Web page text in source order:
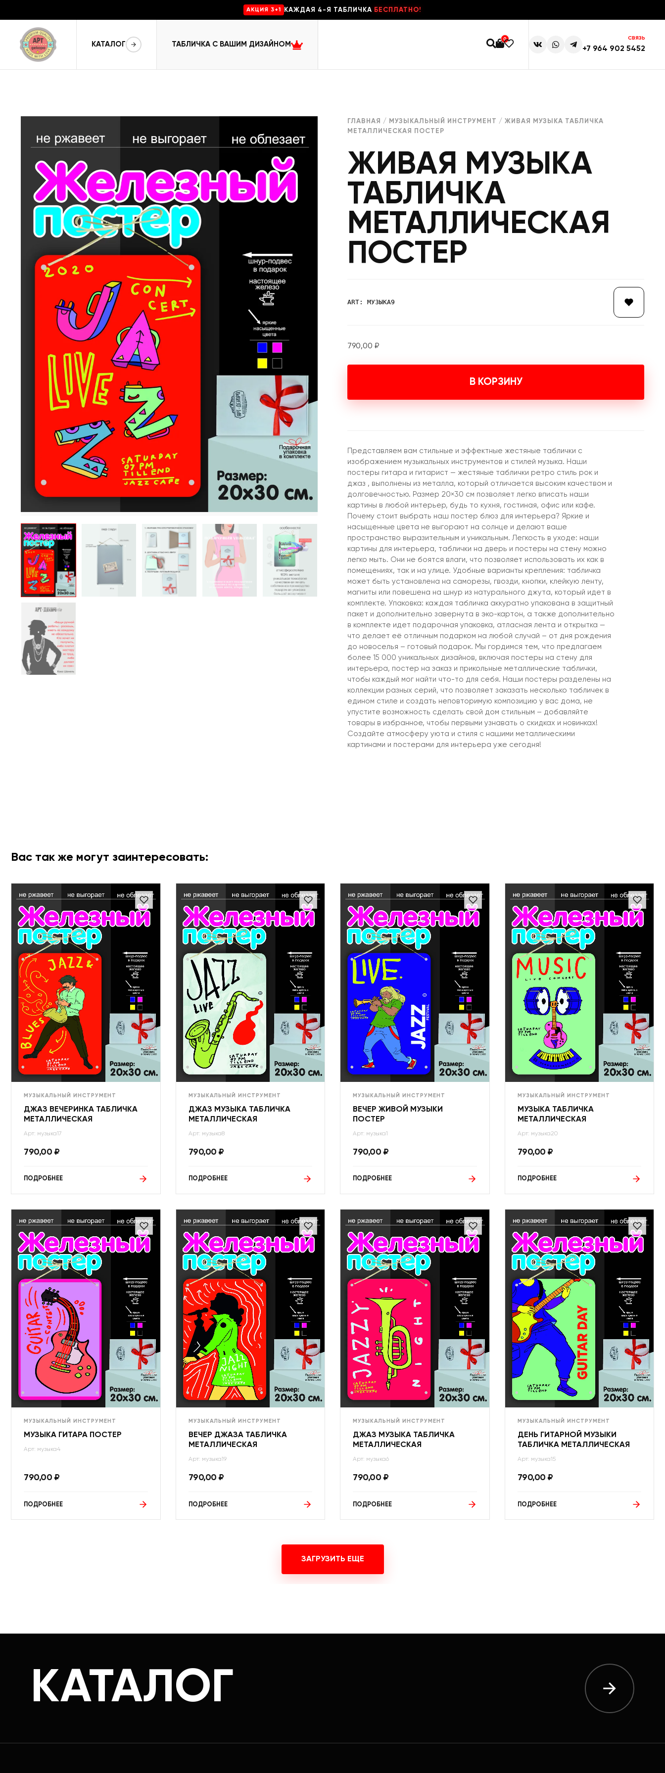
AKЦИЯ 3+1 КАЖДАЯ 4-Я ТАБЛИЧКА БЕСПЛАТНО!
КАТАЛОГ ТАБЛИЧКА С ВАШИМ ДИЗАЙНОМ
0 СВЯЗЬ
+7 964 902 5452
ГЛАВНАЯ / МУЗЫКАЛЬНЫЙ ИНСТРУМЕНТ / ЖИВАЯ МУЗЫКА ТАБЛИЧКА
МЕТАЛЛИЧЕСКАЯ ПОСТЕР
ЖИВАЯ МУЗЫКА
ТАБЛИЧКА
МЕТАЛЛИЧЕСКАЯ
ПОСТЕР
ART: МУЗЫКА9
790,00 ₽
В КОРЗИНУ
Представляем вам стильные и эффектные жестяные таблички с
изображением музыкальных инструментов и стилей музыка. Наши
постеры гитара и гитарист — жестяные таблички ретро стиль рок и
джаз , выполнены из металла, который отличается высоким качеством и
долговечностью. Размер 20×30 см позволяет легко вписать наши
картины в любой интерьер, будь то кухня, гостиная, офис или кафе.
Почему стоит выбрать наш постер блюз для интерьера? Яркие и
насыщенные цвета не выгорают на солнце и делают ваше
пространство выразительным и уникальным. Легкость в уходе: наши
картины для интерьера, таблички на дверь и постеры на стену можно
легко мыть. Они не боятся влаги, что позволяет использовать их как в
помещениях, так и на улице. Удобные варианты крепления: табличка
может быть установлена на саморезы, гвозди, кнопки, клейкую ленту,
магниты или повешена на шнур из натурального джута, который идет в
комплекте. Упаковка: каждая табличка аккуратно упакована в защитный
пакет и дополнительно завернута в эко-картон, а также дополнительно
в комплекте идет подарочная упаковка, атласная лента и открытка —
что делает её отличным подарком на любой случай – от дня рождения
до новоселья – готовый подарок. Мы гордимся тем, что предлагаем
более 15 000 уникальных дизайнов, включая постеры на стену для
интерьера, постер на заказ и прикольные металлические таблички,
чтобы каждый мог найти что-то для себя. Наши постеры разделены на
коллекции разных серий, что позволяет заказать несколько табличек в
едином стиле и создать неповторимую композицию у вас дома, не
упустите возможность сделать свой дом стильным – добавляйте
товары в избранное, чтобы первыми узнавать о скидках и новинках!
Создайте атмосферу уюта и стиля с нашими металлическими
картинами и постерами для интерьера уже сегодня!
Вас так же могут заинтересовать:
МУЗЫКАЛЬНЫЙ ИНСТРУМЕНТ
ДЖАЗ ВЕЧЕРИНКА ТАБЛИЧКА
МЕТАЛЛИЧЕСКАЯ
Арт: музыка17
790,00 ₽
ПОДРОБНЕЕ
МУЗЫКАЛЬНЫЙ ИНСТРУМЕНТ
ДЖАЗ МУЗЫКА ТАБЛИЧКА
МЕТАЛЛИЧЕСКАЯ
Арт: музыка8
790,00 ₽
ПОДРОБНЕЕ
МУЗЫКАЛЬНЫЙ ИНСТРУМЕНТ
ВЕЧЕР ЖИВОЙ МУЗЫКИ
ПОСТЕР
Арт: музыка1
790,00 ₽
ПОДРОБНЕЕ
МУЗЫКАЛЬНЫЙ ИНСТРУМЕНТ
МУЗЫКА ТАБЛИЧКА
МЕТАЛЛИЧЕСКАЯ
Арт: музыка20
790,00 ₽
ПОДРОБНЕЕ
МУЗЫКАЛЬНЫЙ ИНСТРУМЕНТ
МУЗЫКА ГИТАРА ПОСТЕР
Арт: музыка4
790,00 ₽
ПОДРОБНЕЕ
МУЗЫКАЛЬНЫЙ ИНСТРУМЕНТ
ВЕЧЕР ДЖАЗА ТАБЛИЧКА
МЕТАЛЛИЧЕСКАЯ
Арт: музыка19
790,00 ₽
ПОДРОБНЕЕ
МУЗЫКАЛЬНЫЙ ИНСТРУМЕНТ
ДЖАЗ МУЗЫКА ТАБЛИЧКА
МЕТАЛЛИЧЕСКАЯ
Арт: музыка6
790,00 ₽
ПОДРОБНЕЕ
МУЗЫКАЛЬНЫЙ ИНСТРУМЕНТ
ДЕНЬ ГИТАРНОЙ МУЗЫКИ
ТАБЛИЧКА МЕТАЛЛИЧЕСКАЯ
Арт: музыка15
790,00 ₽
ПОДРОБНЕЕ
ЗАГРУЗИТЬ ЕЩЕ
КАТАЛОГ